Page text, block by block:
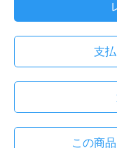
支
この商